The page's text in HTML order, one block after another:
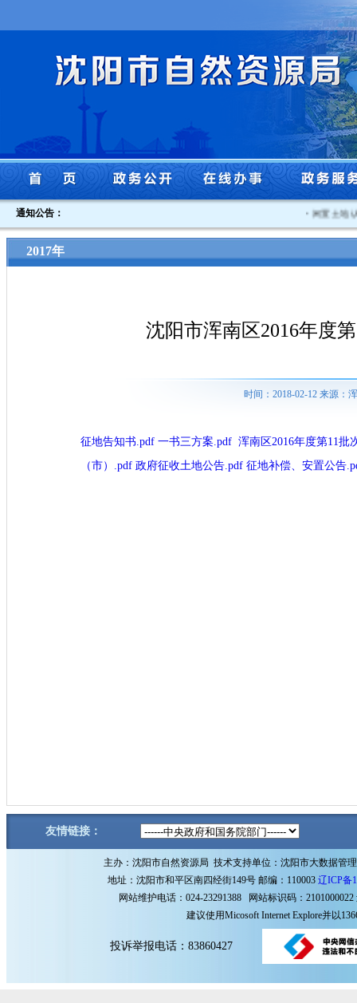
通知公告： 闲置土地
2017年
沈阳市浑南区2016年度
时间：2018-02-12 来源：
征地告知书.pdf 一书三方案.pdf 浑南区2016年度第11批
（市）.pdf 政府征收土地公告.pdf 征地补偿、安置公告
友情链接：
主办：沈阳市自然资源局 技术支持单位：沈阳市大数据管
地址：沈阳市和平区南四经街149号 邮编：110003 辽ICP备
网站维护电话：024-23291388 网站标识码：2101000022
建议使用Micosoft Internet Explore并以
投诉举报电话：83860427